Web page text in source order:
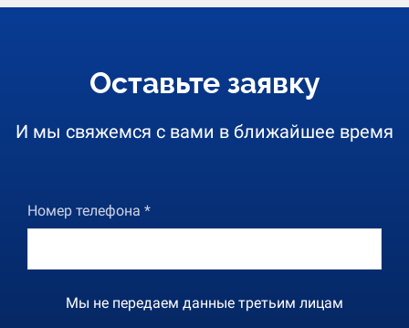
Оставьте заявку
И мы свяжемся с вами в ближайшее время
Номер телефона *
Мы не передаем данные третьим лицам